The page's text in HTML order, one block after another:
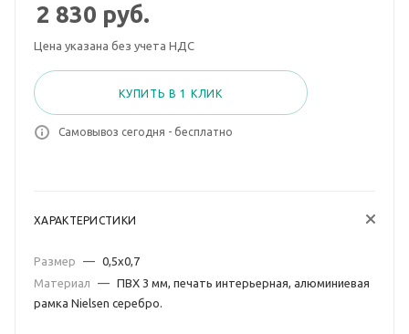
2 830 руб.
Цена указана без учета НДС
КУПИТЬ В 1 КЛИК
Самовывоз сегодня - бесплатно
ХАРАКТЕРИСТИКИ
Размер — 0,5х0,7
Материал
— ПВХ 3 мм, печать интерьерная, алюминиевая
рамка Nielsen серебро.